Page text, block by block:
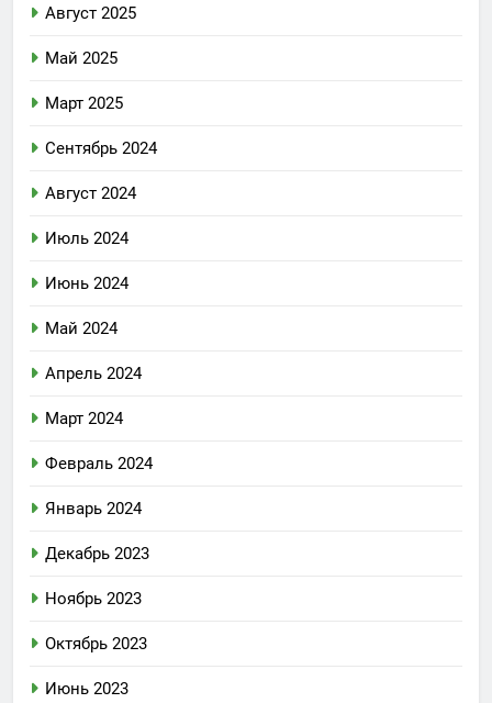
Август 2025
Май 2025
Март 2025
Сентябрь 2024
Август 2024
Июль 2024
Июнь 2024
Май 2024
Апрель 2024
Март 2024
Февраль 2024
Январь 2024
Декабрь 2023
Ноябрь 2023
Октябрь 2023
Июнь 2023